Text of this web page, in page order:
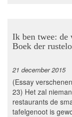
Ik ben twee: de
Boek der
21 december 2015
(Essay
23) Het zal
restaurants de
tafelgenoot is